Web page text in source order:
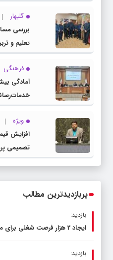
گلبهار
بررسی
تعلیم و
مشترک
مدیرکل
فرهنگی
شهرستان
ویژه
افزایش
تصمیمی
قاچاق
پربازدیدترین مطالب
بازدید:
ایجاد 2 هزار فرصت شغلی برای مددجویان طی ۵ سال گذشته
بازدید: